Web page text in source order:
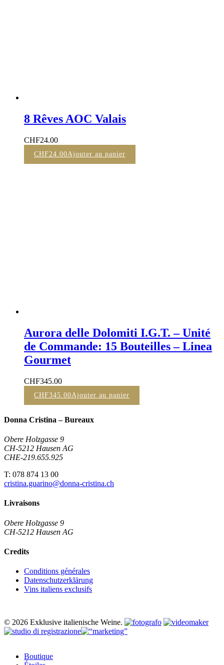
8 Rêves AOC Valais
CHF24.00
CHF24.00Ajouter au panier
Aurora delle Dolomiti I.G.T. – Unité
de Commande: 15 Bouteilles – Linea
Gourmet
CHF345.00
CHF345.00Ajouter au panier
Donna Cristina – Bureaux
Obere Holzgasse 9
CH-5212 Hausen AG
CHE-219.655.925
T: 078 874 13 00
cristina.guarino@donna-cristina.ch
Livraisons
Obere Holzgasse 9
CH-5212 Hausen AG
Credits
Conditions générales
Datenschutzerklärung
Vins italiens exclusifs
© 2026 Exklusive italienische Weine.
Close
Boutique